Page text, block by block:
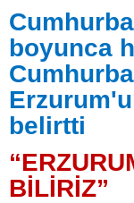
boyunca
belirtti
BİLİRİZ”